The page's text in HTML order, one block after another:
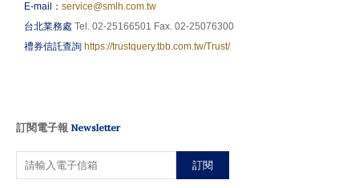
E-mail： service@smlh.com.tw
台北業務處 Tel. 02-25166501 Fax. 02-25076300
禮券信託查詢 https://trustquery.tbb.com.tw/Trust/
訂閱電子報 Newsletter
訂閱